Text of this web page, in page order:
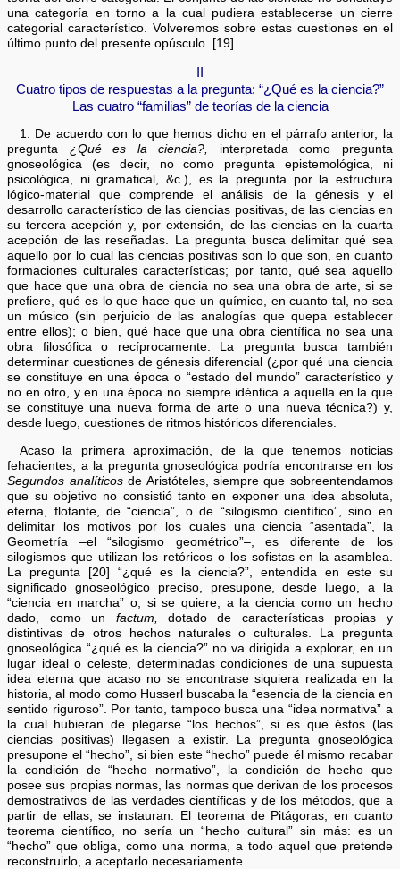
una categoría en torno a la cual pudiera establecerse un cierre
categorial característico. Volveremos sobre estas cuestiones en el
último punto del presente opúsculo. [19]
II
Cuatro tipos de respuestas a la pregunta: “¿Qué es la ciencia?”
Las cuatro “familias” de teorías de la ciencia
1. De acuerdo con lo que hemos dicho en el párrafo anterior, la
pregunta ¿Qué es la ciencia?, interpretada como pregunta
gnoseológica (es decir, no como pregunta epistemológica, ni
psicológica, ni gramatical, &c.), es la pregunta por la estructura
lógico-material que comprende el análisis de la génesis y el
desarrollo característico de las ciencias positivas, de las ciencias en
su tercera acepción y, por extensión, de las ciencias en la cuarta
acepción de las reseñadas. La pregunta busca delimitar qué sea
aquello por lo cual las ciencias positivas son lo que son, en cuanto
formaciones culturales características; por tanto, qué sea aquello
que hace que una obra de ciencia no sea una obra de arte, si se
prefiere, qué es lo que hace que un químico, en cuanto tal, no sea
un músico (sin perjuicio de las analogías que quepa establecer
entre ellos); o bien, qué hace que una obra científica no sea una
obra filosófica o recíprocamente. La pregunta busca también
determinar cuestiones de génesis diferencial (¿por qué una ciencia
se constituye en una época o “estado del mundo” característico y
no en otro, y en una época no siempre idéntica a aquella en la que
se constituye una nueva forma de arte o una nueva técnica?) y,
desde luego, cuestiones de ritmos históricos diferenciales.
Acaso la primera aproximación, de la que tenemos noticias
fehacientes, a la pregunta gnoseológica podría encontrarse en los
Segundos analíticosde Aristóteles, siempre que sobreentendamos
que su objetivo no consistió tanto en exponer una idea absoluta,
eterna, flotante, de “ciencia”, o de “silogismo científico”, sino en
delimitar los motivos por los cuales una ciencia “asentada”, la
Geometría –el “silogismo geométrico”–, es diferente de los
silogismos que utilizan los retóricos o los sofistas en la asamblea.
La pregunta [20] “¿qué es la ciencia?”, entendida en este su
significado gnoseológico preciso, presupone, desde luego, a la
“ciencia en marcha” o, si se quiere, a la ciencia como un hecho
dado, como un factum,
dotado de características propias y
distintivas de otros hechos naturales o culturales. La pregunta
gnoseológica “¿qué es la ciencia?” no va dirigida a explorar, en un
lugar ideal o celeste, determinadas condiciones de una supuesta
idea eterna que acaso no se encontrase siquiera realizada en la
historia, al modo como Husserl buscaba la “esencia de la ciencia en
sentido riguroso”. Por tanto, tampoco busca una “idea normativa” a
la cual hubieran de plegarse “los hechos”, si es que éstos (las
ciencias positivas) llegasen a existir. La pregunta gnoseológica
presupone el “hecho”, si bien este “hecho” puede él mismo recabar
la condición de “hecho normativo”, la condición de hecho que
posee sus propias normas, las normas que derivan de los procesos
demostrativos de las verdades científicas y de los métodos, que a
partir de ellas, se instauran. El teorema de Pitágoras, en cuanto
teorema científico, no sería un “hecho cultural” sin más: es un
“hecho” que obliga, como una norma, a todo aquel que pretende
reconstruirlo, a aceptarlo necesariamente.